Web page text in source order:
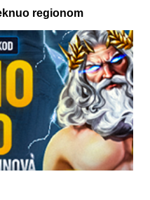
regionom